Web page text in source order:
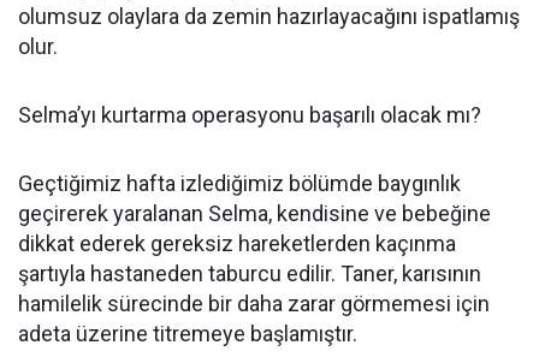
olumsuz olaylara da zemin hazırlayacağını ispatlamış
olur.
Selma’yı kurtarma operasyonu başarılı olacak mı?
Geçtiğimiz hafta izlediğimiz bölümde baygınlık
geçirerek yaralanan Selma, kendisine ve bebeğine
dikkat ederek gereksiz hareketlerden kaçınma
şartıyla hastaneden taburcu edilir. Taner, karısının
hamilelik sürecinde bir daha zarar görmemesi için
adeta üzerine titremeye başlamıştır.